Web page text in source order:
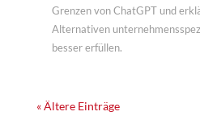
Grenzen von ChatGPT und
Alternativen
besser erfüllen.
« Ältere Einträge